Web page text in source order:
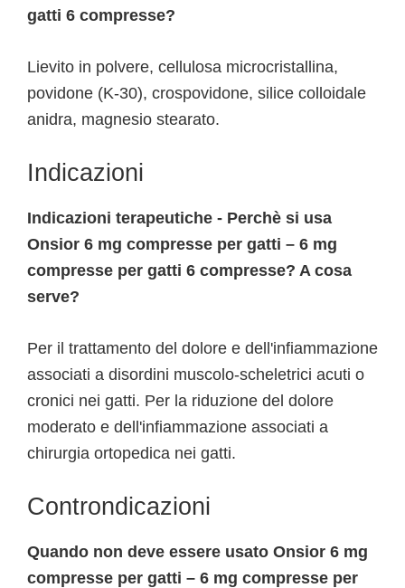
gatti 6 compresse?
Lievito in polvere, cellulosa microcristallina,
povidone (K-30), crospovidone, silice colloidale
anidra, magnesio stearato.
Indicazioni
Indicazioni terapeutiche - Perchè si usa
Onsior 6 mg compresse per gatti – 6 mg
compresse per gatti 6 compresse? A cosa
serve?
Per il trattamento del dolore e dell'infiammazione
associati a disordini muscolo-scheletrici acuti o
cronici nei gatti. Per la riduzione del dolore
moderato e dell'infiammazione associati a
chirurgia ortopedica nei gatti.
Controndicazioni
Quando non deve essere usato Onsior 6 mg
compresse per gatti – 6 mg compresse per